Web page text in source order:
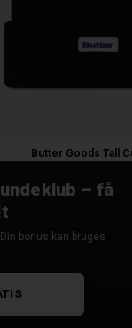
Butter Goods Tall
– få
bonus kan bruges